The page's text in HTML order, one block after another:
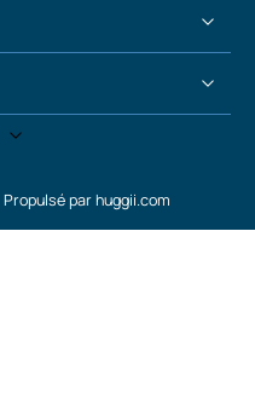
Propulsé par huggii.com